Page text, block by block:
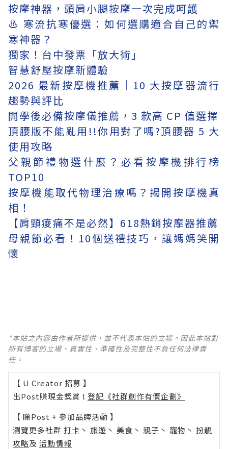
按摩神器，頭肩小腿按摩一次完成呵護
♨️ 寒流抗寒優選：如何選購適合自己的禦
寒神器？
獨家！台中發票「放大術」
智慧舒壓按摩新體驗
2026 最新按摩機推薦｜10 大按摩器流行
趨勢與評比
開學後必備按摩儀推薦，3 款高 CP 值選擇
頂腰版不能亂用!!你用對了嗎?頂腰器 5 大
使用攻略
父親節禮物選什麼？必看按摩機排行榜
TOP10
按摩機能取代物理治療嗎？揭開按摩機真
相！
【肩頸痠痛不是必然】618熱銷按摩器推薦
母親節必看！10個送禮技巧，讓媽媽笑開
懷
*本站之內容由作者所提供，並不代表本站的立場。因此本站對
所有博客的立場、真實性、準確性及完整性不負任何法律責
任。
【 U Creator 招募 】
出Post賺現金獎賞 l 登記《社群創作有價企劃》
【 睇Post + 參加品牌活動 】
瀏覽更多社群 打卡 丶 旅遊 丶 美食 丶 親子 丶 寵物 丶 扮靚
攻略及 活動情報